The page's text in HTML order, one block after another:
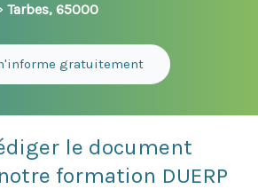
Tarbes, 65000
gratuitement
le document
formation DUERP